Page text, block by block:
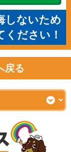
しないため
ください！
戻る